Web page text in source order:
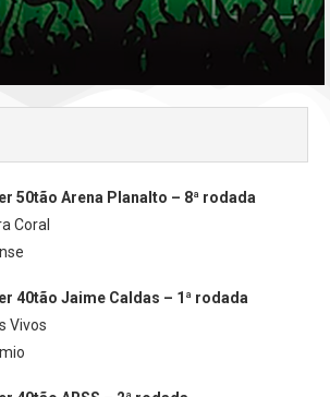
50tão Arena Planalto – 8ª rodada
Coral
40tão Jaime Caldas – 1ª rodada
Vivos